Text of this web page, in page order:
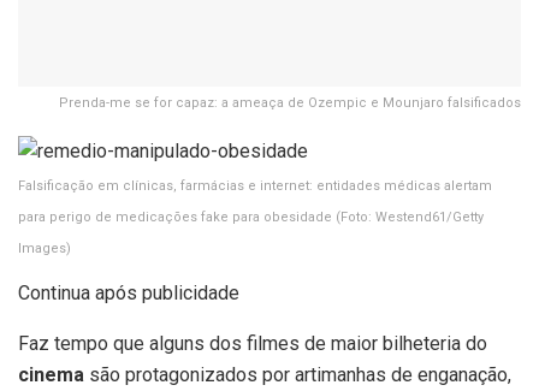
Prenda-me se for capaz: a ameaça de Ozempic e Mounjaro falsificados
Falsificação em clínicas, farmácias e internet: entidades médicas alertam
para perigo de medicações fake para obesidade (Foto: Westend61/Getty
Images)
Continua após publicidade
Faz tempo que alguns dos filmes de maior bilheteria do
cinema são protagonizados por artimanhas de enganação,